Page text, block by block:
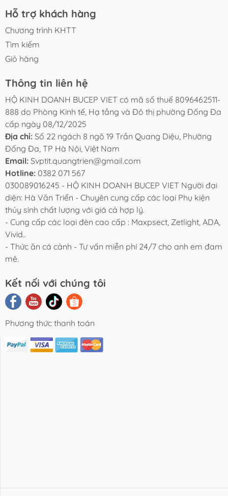
Viết Chia
Video Review
Hỗ trợ khách hàng
Chương trình KHTT
Tìm kiếm
Giỏ hàng
Thông tin liên hệ
HỘ KINH DOANH BUCEP VIET có mã số thuế 8096462511-
888 do Phòng Kinh tế, Hạ tầng và Đô thị phường Đống Đa
cấp ngày 08/12/2025
Địa chỉ: Số 22 ngách 8 ngõ 19 Trần Quang Diệu, Phường
Đống Đa, TP Hà Nội, Việt Nam
Email: Svptit.quangtrien@gmail.com
Hotline: 0382 071 567
030089016245 - HỘ KINH DOANH BUCEP VIET Người đại
diện: Hà Văn Triển - Chuyên cung cấp các loại Phụ kiện
thủy sinh chất lượng với giá cả hợp lý.
- Cung cấp các loại đèn cao cấp : Maxpsect, Zetlight, ADA,
Vivid..
- Thức ăn cá cảnh - Tư vấn miễn phí 24/7 cho anh em đam
mê.
Kết nối với chúng tôi
Phương thức thanh toán